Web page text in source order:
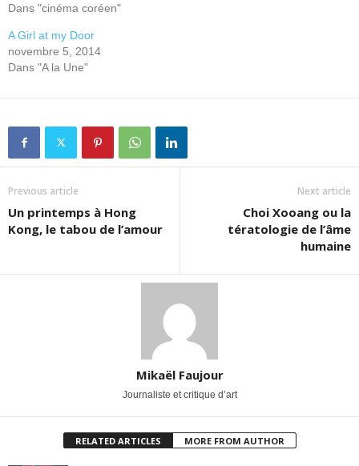
Dans "cinéma coréen"
A Girl at my Door
novembre 5, 2014
Dans "A la Une"
Previous article
Un printemps à Hong
Kong, le tabou de l’amour
Next article
Choi Xooang ou la
tératologie de l’âme
humaine
Mikaël Faujour
Journaliste et critique d’art
RELATED ARTICLES MORE FROM AUTHOR